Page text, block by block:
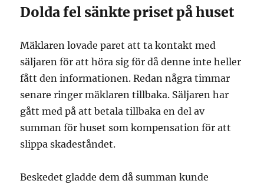
Dolda fel sänkte priset på huset
Mäklaren lovade paret att ta kontakt med
säljaren för att höra sig för då denne inte heller
fått den informationen. Redan några timmar
senare ringer mäklaren tillbaka. Säljaren har
gått med på att betala tillbaka en del av
summan för huset som kompensation för att
slippa skadeståndet.
Beskedet gladde dem då summan kunde